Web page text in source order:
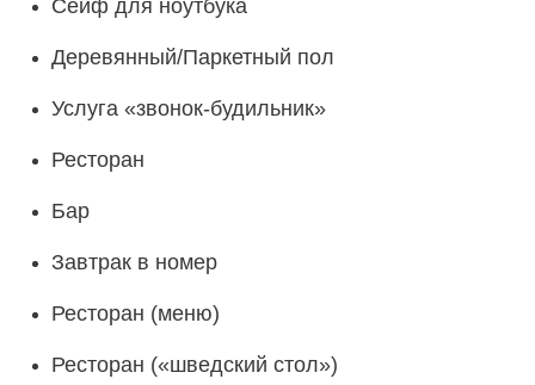
Сейф для ноутбука
Деревянный/Паркетный пол
Услуга «звонок-будильник»
Ресторан
Бар
Завтрак в номер
Ресторан (меню)
Ресторан («шведский стол»)